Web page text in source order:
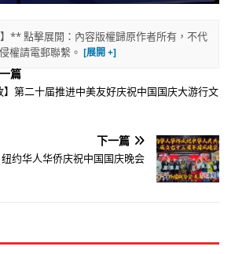
** 點擊展開：內容版權歸原作者所有，不代
權請電郵聯繫。
篇
】第二十届推进中美友好庆祝中国国庆大游行文
下一篇
纽约华人华侨庆祝中国国庆晚会